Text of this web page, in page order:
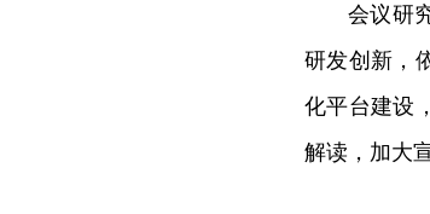
会议研
研发创新，
化平台建设
解读，加大